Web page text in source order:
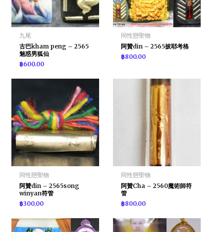
九尾
古巴kham peng – 2565
魅惑男狐仙
฿600.00
同性戀聖物
阿贊din – 2565披耶考格
฿800.00
同性戀聖物
阿贊din – 2565song
winyan符管
฿300.00
同性戀聖物
阿贊Cha – 2560魔術師符
管
฿800.00